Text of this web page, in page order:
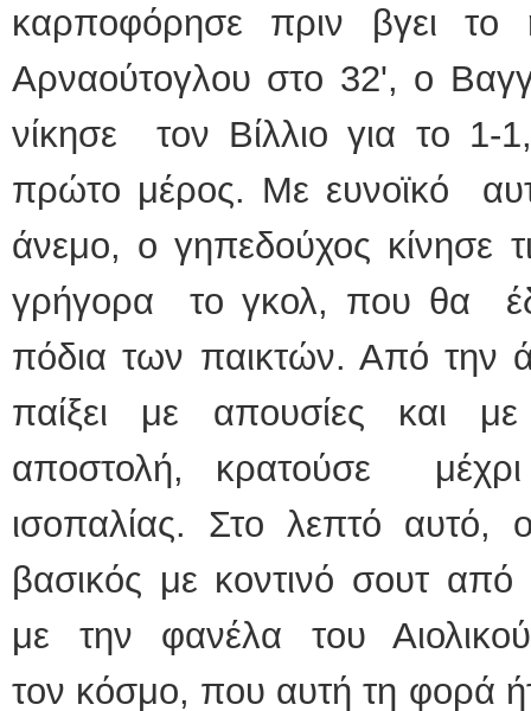
καρποφόρησε πριν βγει
Αρναούτογλου στο 32', ο
νίκησε τον Βίλλιο για το 1-
πρώτο μέρος. Με ευνοϊκό
άνεμο, ο γηπεδούχος κίνησε
γρήγορα το γκολ, που θα
πόδια των παικτών. Από
παίξει με απουσίες και με
αποστολή, κρατούσε
ισοπαλίας. Στο λεπτό αυτό,
βασικός με κοντινό σουτ
με την φανέλα του
τον κόσμο, που αυτή τη φορά